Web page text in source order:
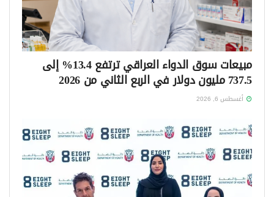
مبيعات سوق الدواء العراقي ترتفع 13.4% إلى
737.5 مليون دولار في الربع الثاني من 2026
أغسطس 6, 2026